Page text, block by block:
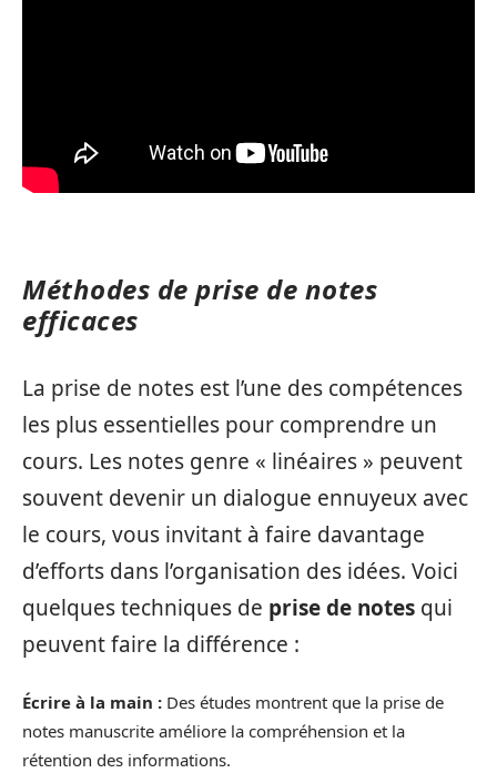
Méthodes de prise de notes
efficaces
La prise de notes est l’une des compétences
les plus essentielles pour comprendre un
cours. Les notes genre « linéaires » peuvent
souvent devenir un dialogue ennuyeux avec
le cours, vous invitant à faire davantage
d’efforts dans l’organisation des idées. Voici
quelques techniques de prise de notes qui
peuvent faire la différence :
Écrire à la main : Des études montrent que la prise de
notes manuscrite améliore la compréhension et la
rétention des informations.